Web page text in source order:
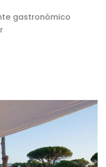
gastronómico